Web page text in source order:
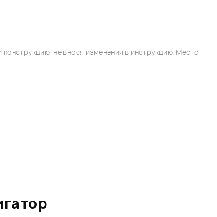
не внося изменения в инструкцию. Место